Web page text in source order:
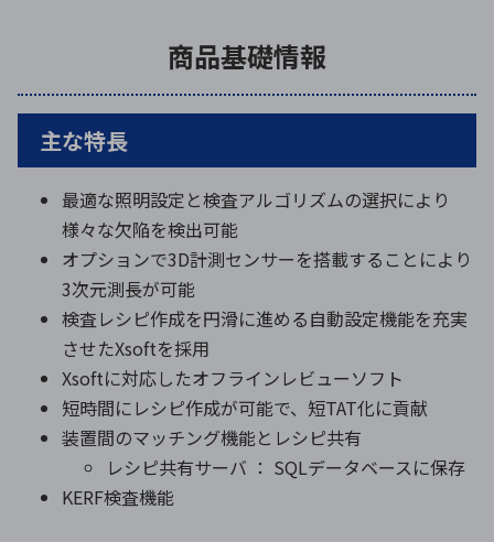
商品基礎情報
主な特長
最適な照明設定と検査アルゴリズムの選択により
様々な欠陥を検出可能
オプションで3D計測センサーを搭載することにより
3次元測長が可能
検査レシピ作成を円滑に進める自動設定機能を充実
させたXsoftを採用
Xsoftに対応したオフラインレビューソフト
短時間にレシピ作成が可能で、短TAT化に貢献
装置間のマッチング機能とレシピ共有
レシピ共有サーバ ： SQLデータベースに保存
KERF検査機能